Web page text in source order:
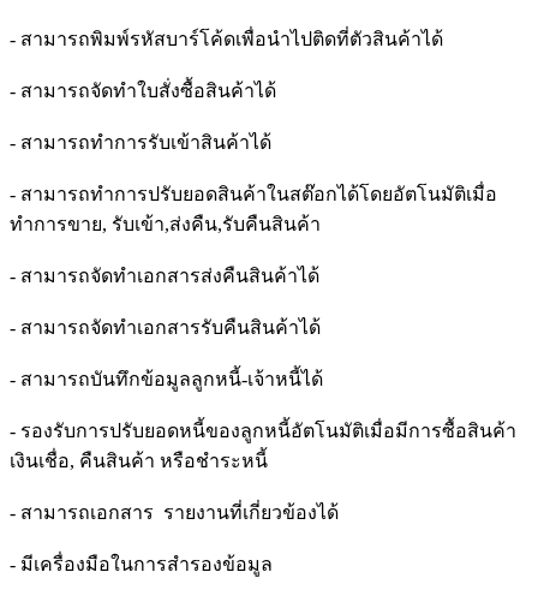
- สามารถพิมพ์รหัสบาร์โค้ดเพื่อนำไปติดที่ตัวสินค้าได้
- สามารถจัดทำใบสั่งซื้อสินค้าได้
- สามารถทำการรับเข้าสินค้าได้
- สามารถทำการปรับยอดสินค้าในสต๊อกได้โดยอัตโนมัติเมื่อ
ทำการขาย, รับเข้า,ส่งคืน,รับคืนสินค้า
- สามารถจัดทำเอกสารส่งคืนสินค้าได้
- สามารถจัดทำเอกสารรับคืนสินค้าได้
- สามารถบันทึกข้อมูลลูกหนี้-เจ้าหนี้ได้
- รองรับการปรับยอดหนี้ของลูกหนี้อัตโนมัติเมื่อมีการซื้อสินค้า
เงินเชื่อ, คืนสินค้า หรือชำระหนี้
- สามารถเอกสาร รายงานที่เกี่ยวข้องได้
- มีเครื่องมือในการสำรองข้อมูล